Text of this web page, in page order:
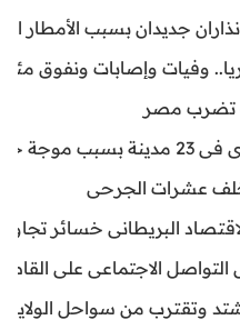
جديدان بسبب الأمطار
وفيات وإصابات ونفوق مئات
حر شديدة
عشرات الجرحى
البريطاني خسائر تجاوزت 1.5 مليار
الاجتماعي على القاصرين
تشتد وتقترب من سواحل